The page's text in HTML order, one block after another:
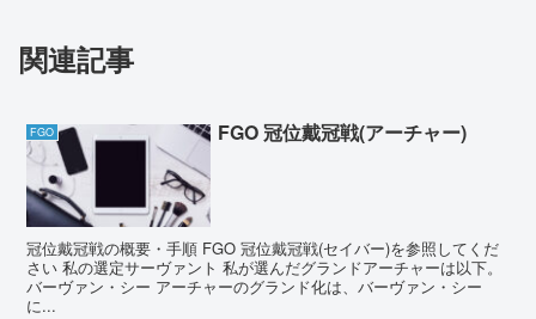
関連記事
FGO FGO 冠位戴冠戦(アーチャー)
冠位戴冠戦の概要・手順 FGO 冠位戴冠戦(セイバー)を参照してくだ
さい 私の選定サーヴァント 私が選んだグランドアーチャーは以下。
バーヴァン・シー アーチャーのグランド化は、バーヴァン・シー
に...